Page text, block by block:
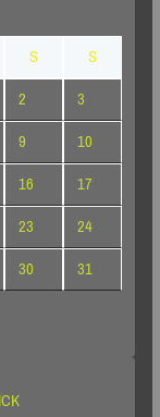
S
S
2
3
9
10
16
17
23
24
30
31